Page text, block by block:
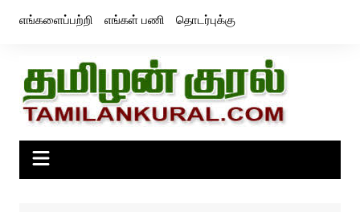
எங்களைப்பற்றி எங்கள் பணி தொடர்புக்கு